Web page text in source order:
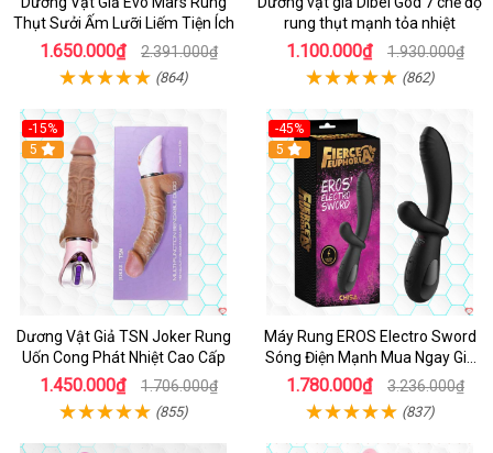
Thụt Sưởi Ấm Lưỡi Liếm Tiện Ích
1.650.000₫ 2.391.000₫
(864)
rung thụt mạnh tỏa nhiệt
1.100.000₫ 1.930.000₫
(862)
-15%
5
Dương Vật Giả TSN Joker Rung
Uốn Cong Phát Nhiệt Cao Cấp
1.450.000₫ 1.706.000₫
(855)
-45%
5
Máy Rung EROS Electro Sword
Sóng Điện Mạnh Mua Ngay Giá
Tốt
1.780.000₫ 3.236.000₫
(837)